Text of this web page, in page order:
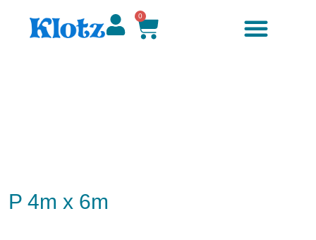
0
P 4m x 6m